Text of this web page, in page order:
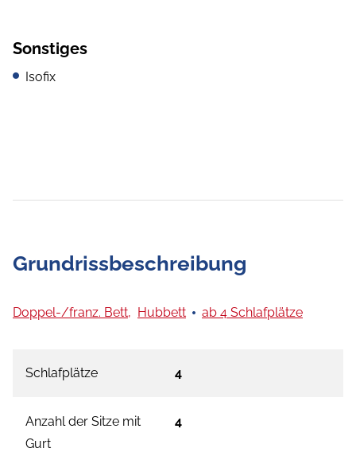
Sonstiges
Isofix
Grundrissbeschreibung
Doppel-/franz. Bett, Hubbett ab 4 Schlafplätze
Schlafplätze 4
Anzahl der Sitze mit
Gurt
4